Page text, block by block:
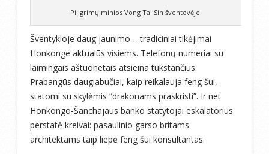
Piligrimų minios Vong Tai Sin šventovėje.
Šventykloje daug jaunimo – tradiciniai tikėjimai
Honkonge aktualūs visiems. Telefonų numeriai su
laimingais aštuonetais atsieina tūkstančius.
Prabangūs daugiabučiai, kaip reikalauja feng šui,
statomi su skylėmis “drakonams praskristi”. Ir net
Honkongo-Šanchajaus banko statytojai eskalatorius
perstatė kreivai: pasaulinio garso britams
architektams taip liepė feng šui konsultantas.